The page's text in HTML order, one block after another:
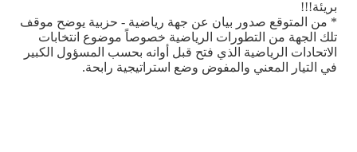
بريئة!!!
* من المتوقع صدور بيان عن جهة رياضية - حزبية يوضح موقف
تلك الجهة من التطورات الرياضية خصوصاً موضوع انتخابات
الاتحادات الرياضية الذي فتح قبل أوانه بحسب المسؤول الكبير
في التيار المعني والمفوض وضع استراتيجية رابحة.